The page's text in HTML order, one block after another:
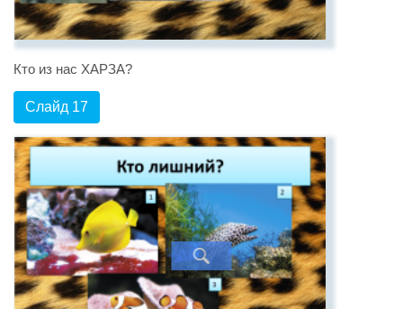
Кто из нас ХАРЗА?
Слайд 17